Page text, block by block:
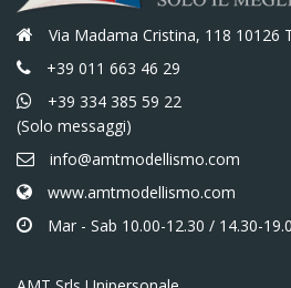
Via Madama Cristina, 118 10126
+39 011 663 46 29
+39 334 385 59 22
(Solo messaggi)
info@amtmodellismo.com
www.amtmodellismo.com
Mar - Sab 10.00-12.30 / 14.30-